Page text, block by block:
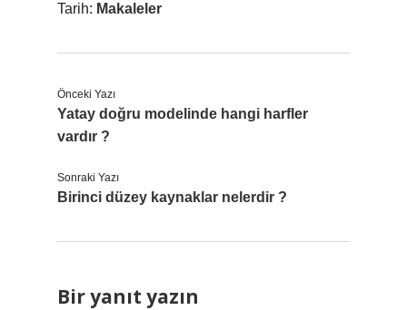
Tarih: Makaleler
Önceki Yazı
Yatay doğru modelinde hangi harfler
vardır ?
Sonraki Yazı
Birinci düzey kaynaklar nelerdir ?
Bir yanıt yazın